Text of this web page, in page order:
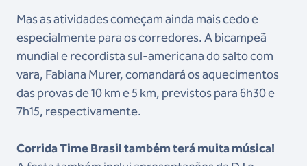
Mas as atividades começam ainda mais cedo e
especialmente para os corredores. A bicampeã
mundial e recordista sul-americana do salto com
vara, Fabiana Murer, comandará os aquecimentos
das provas de 10 km e 5 km, previstos para 6h30 e
7h15, respectivamente.
Corrida Time Brasil também terá muita música!